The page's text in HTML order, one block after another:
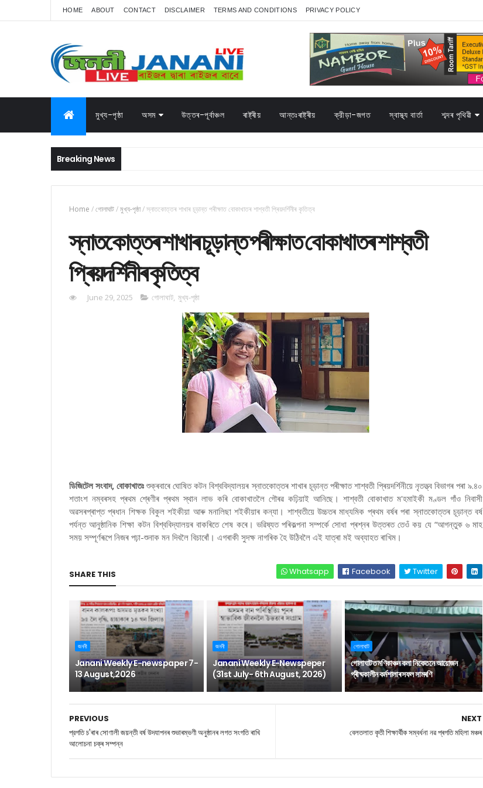
HOME ABOUT CONTACT DISCLAIMER TERMS AND CONDITIONS PRIVACY POLICY
মুখ্য-পৃষ্ঠা অসম উত্তৰ-পূৰ্বাঞ্চল ৰাষ্ট্ৰীয় আন্তঃৰাষ্ট্ৰীয় ক্রীড়া-জগত স্বাস্থ্য বাৰ্তা শব্দৰ পৃথিৱী
Breaking News
Home /গোলাঘাট/মুখ্য-পৃষ্ঠা/স্নাতকোত্তৰ শাখাৰ চূড়ান্ত পৰীক্ষাত বোকাখাতৰ শাশ্বতী প্ৰিয়দৰ্শিনীৰ কৃতিত্ব
স্নাতকোত্তৰ শাখাৰ চূড়ান্ত পৰীক্ষাত বোকাখাতৰ শাশ্বতী
প্ৰিয়দৰ্শিনীৰ কৃতিত্ব
June 29, 2025 গোলাঘাট, মুখ্য-পৃষ্ঠা
ডিজিটেল সংবাদ, বোকাখাতঃ শুক্ৰবাৰে ঘোষিত কটন বিশ্ববিদ্যালয়ৰ স্নাতকোত্তৰ শাখাৰ চূড়ান্ত পৰীক্ষাত শাশ্বতী প্ৰিয়দৰ্শিনীয়ে নৃতত্ত্ব বিভাগৰ পৰা ৯.৪০
শতাংশ নম্বৰসহ প্ৰথম শ্ৰেণীৰ প্ৰথম স্থান লাভ কৰি বোকাখাতলৈ গৌৰৱ কঢ়িয়াই আনিছে। শাশ্বতী বোকাখাত ম'হমাইকী মণ্ডল গাঁও নিবাসী
অৱসৰপ্ৰাপ্ত প্ৰধান শিক্ষক বিকুল শইকীয়া আৰু মনালিছা শইকীয়াৰ কন্যা। শাশ্বতীয়ে উচ্চতৰ মাধ্যমিক প্ৰথম বৰ্ষৰ পৰা স্নাতকোত্তৰ চূড়ান্ত বৰ্ষ
পৰ্যন্ত আনুষ্ঠানিক শিক্ষা কটন বিশ্ববিদ্যালয়ৰ বাকৰিতে শেষ কৰে। ভৱিষ্যত পৰিকল্পনা সম্পৰ্কে সোধা প্ৰশ্নৰ উত্তৰত তেওঁ কয় যে “আগন্তুক ৬ মাহ
সময় সম্পূৰ্ণৰূপে নিজৰ পঢ়া-শুনাক মন দিবলৈ বিচাৰোঁ। এগৰাকী সুদক্ষ নাগৰিক হৈ উঠিবলৈ এই যাত্ৰা মই অব্যাহত ৰাখিম।
SHARE THIS Whatsapp Facebook Twitter
জননী
Janani Weekly E-newspaper 7-
13 August,2026
জননী
Janani Weekly E-Newspeper
(31st July- 6th August, 2026)
গোলাঘাট
গোলাঘাটত মণিকাঞ্চন কলা নিকেতনে আয়োজন
গ্ৰীষ্মকালীন কৰ্মশালাৰ সফল সামৰণি
NEXT
বেলতলাত কৃতী শিক্ষাৰ্থীক সম্বৰ্ধনা নৱ প্ৰগতি মহিলা মঞ্চৰ
PREVIOUS
প্রগতি চ'ৰাৰ সোণালী জয়ন্তী বর্ষ উদযাপনৰ শুভাৰম্ভণী অনুষ্ঠানৰ লগত সংগতি ৰাখি
আলোচনা চক্ৰ সম্পন্ন